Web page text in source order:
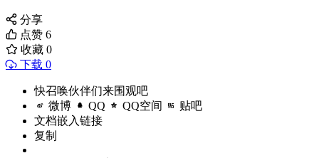
分享
点赞 6
收藏 0
下载 0
快召唤伙伴们来围观吧
微博 QQ QQ空间 贴吧
文档嵌入链接
复制